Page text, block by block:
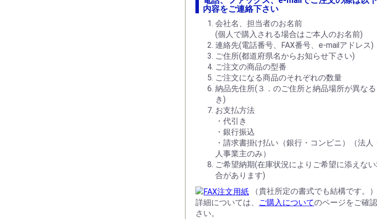
内容をご連絡下さい
会社名、担当者のお名前
(個人で購入される場合はご本人のお名前)
連絡先(電話番号、FAX番号、e-mailアドレス)
ご住所(都道府県名からお知らせ下さい)
ご注文の商品の型番
ご注文になる商品のそれぞれの数量
納品先住所(３．のご住所と納品場所が異なる
き)
お支払方法
・代引き
・銀行振込
・請求書掛け払い（銀行・コンビニ）（法人
人事業主のみ）
ご希望納期(在庫状況によりご希望に添えな
合があります)
（貴社所定の書式でも結構です。）
詳細については、
ご購入についてのページをご確
さい。